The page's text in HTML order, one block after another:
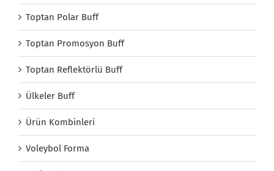
Toptan Polar Buff
Toptan Promosyon Buff
Toptan Reflektörlü Buff
Ülkeler Buff
Ürün Kombinleri
Voleybol Forma